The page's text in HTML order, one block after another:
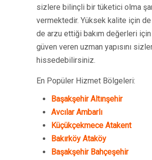
sizlere bilinçli bir tüketici olma
vermektedir. Yüksek kalite için
de arzu ettiği bakım değerleri
güven veren uzman yapısını
hissedebilirsiniz.
En Popüler Hizmet Bölgeleri:
Başakşehir Altınşehir
Avcılar Ambarlı
Küçükçekmece Atakent
Bakırköy Ataköy
Başakşehir Bahçeşehir